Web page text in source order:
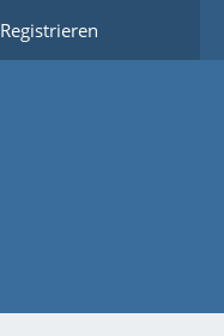
Registrieren